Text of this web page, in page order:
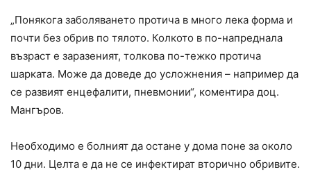
„Понякога заболяването протича в много лека форма и
почти без обрив по тялото. Колкото в по-напреднала
възраст е заразеният, толкова по-тежко протича
шарката. Може да доведе до усложнения – например да
се развият енцефалити, пневмонии“, коментира доц.
Мангъров.
Необходимо е болният да остане у дома поне за около
10 дни. Целта е да не се инфектират вторично обривите.